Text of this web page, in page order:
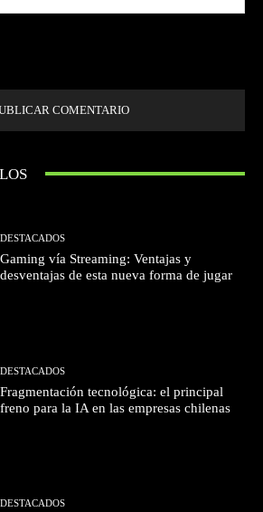
DESTACADOS
Gaming vía Streaming: Ventajas y
desventajas de esta nueva forma de jugar
DESTACADOS
Fragmentación tecnológica: el principal
freno para la IA en las empresas chilenas
DESTACADOS